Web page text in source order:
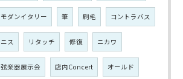
モダンイタリー 筆 刷毛 コントラバス
ニス リタッチ 修復 ニカワ
弦楽器展示会 店内Concert オールド